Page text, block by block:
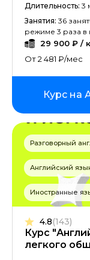
Длительность: 3
Занятия: 36
режиме 3 раза в
29 900 ₽ /
От 2 481 ₽/мес
Курс на
Разговорный
Английский
Иностранные
Курс
легкого
4.8(143)